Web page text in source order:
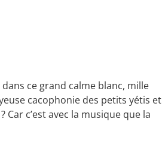
ce grand calme blanc, mille
cacophonie des petits yétis et
c’est avec la musique que la